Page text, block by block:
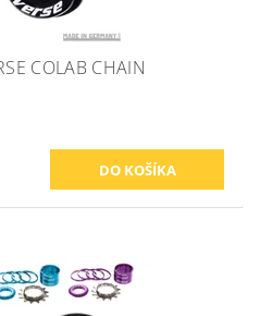
COLAB CHAIN